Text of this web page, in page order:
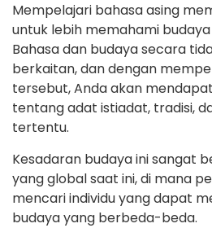
Mempelajari bahasa asing
untuk lebih memahami
Bahasa dan budaya secara
berkaitan, dan dengan
tersebut, Anda akan
tentang adat istiadat, tradisi,
tertentu.
Kesadaran budaya ini sangat
yang global saat ini, di mana
mencari individu yang dapat
budaya yang berbeda-beda.